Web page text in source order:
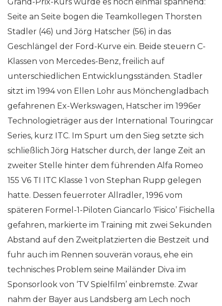
Seite an Seite bogen die Teamkollegen Thorsten
Stadler (46) und Jörg Hatscher (56) in das
Geschlängel der Ford-Kurve ein. Beide steuern C-
Klassen von Mercedes-Benz, freilich auf
unterschiedlichen Entwicklungsständen. Stadler
sitzt im 1994 von Ellen Lohr aus Mönchengladbach
gefahrenen Ex-Werkswagen, Hatscher im 1996er
Technologieträger aus der International Touringcar
Series, kurz ITC. Im Spurt um den Sieg setzte sich
schließlich Jörg Hatscher durch, der lange Zeit an
zweiter Stelle hinter dem führenden Alfa Romeo
155 V6 TI ITC Klasse 1 von Stephan Rupp gelegen
hatte. Dessen feuerroter Allradler, 1996 vom
späteren Formel-1-Piloten Giancarlo ‘Fisico’ Fisichella
gefahren, markierte im Training mit zwei Sekunden
Abstand auf den Zweitplatzierten die Bestzeit und
fuhr auch im Rennen souverän voraus, ehe ein
technisches Problem seine Mailänder Diva im
Sponsorlook von ‘TV Spielfilm’ einbremste. Zwar
nahm der Bayer aus Landsberg am Lech noch